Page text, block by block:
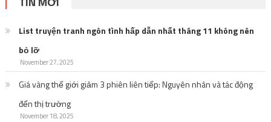
List truyện tranh ngôn tình hấp dẫn nhất tháng 11 không nên
bỏ lỡ
November 27, 2025
Giá vàng thế giới giảm 3 phiên liên tiếp: Nguyên nhân và tác động
đến thị trường
November 18, 2025